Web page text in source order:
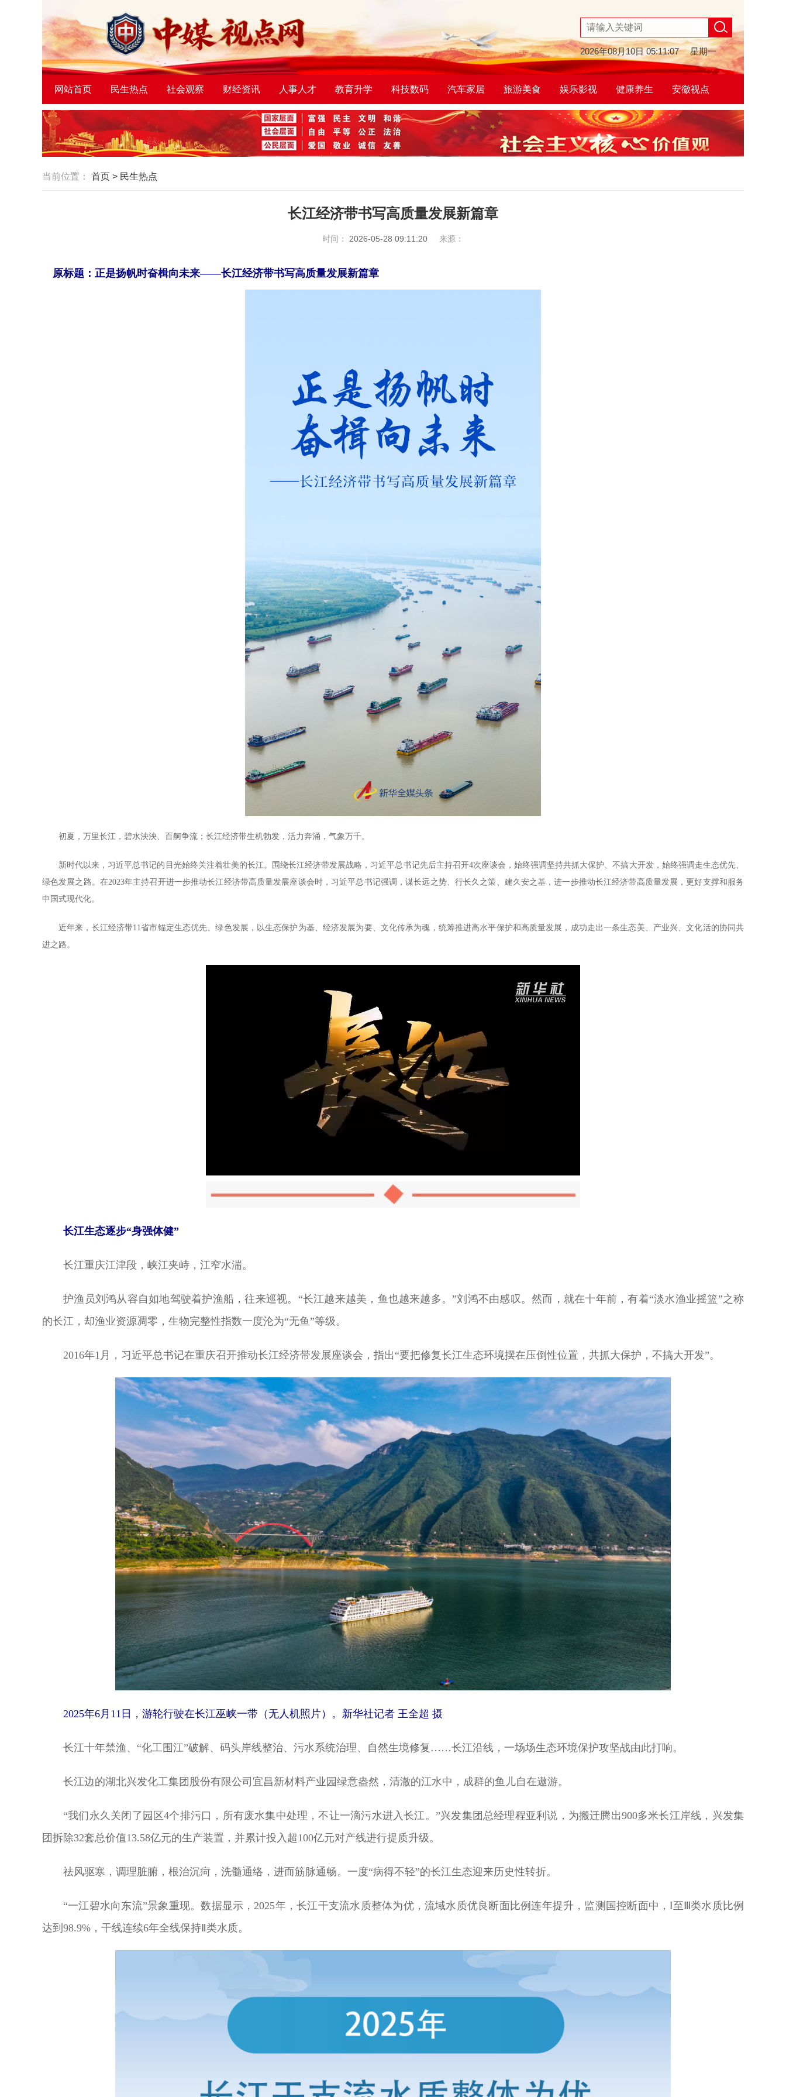
2026年08月10日 05:11:08 星期一
网站首页 民生热点 社会观察 财经资讯 人事人才 教育升学 科技数码 汽车家居 旅游美食 娱乐影视 健康养生 安徽视点
当前位置： 首页 > 民生热点
长江经济带书写高质量发展新篇章
时间： 2026-05-28 09:11:20 来源：
原标题：正是扬帆时奋楫向未来——长江经济带书写高质量发展新篇章
初夏，万里长江，碧水泱泱、百舸争流；长江经济带生机勃发，活力奔涌，气象万千。
新时代以来，习近平总书记的目光始终关注着壮美的长江。围绕长江经济带发展战略，习近平总书记先后主持召开4次座谈会，始终强调坚持共抓大保护、不搞大开发，始终强调走生态优先、
绿色发展之路。在2023年主持召开进一步推动长江经济带高质量发展座谈会时，习近平总书记强调，谋长远之势、行长久之策、建久安之基，进一步推动长江经济带高质量发展，更好支撑和服务
中国式现代化。
近年来，长江经济带11省市锚定生态优先、绿色发展，以生态保护为基、经济发展为要、文化传承为魂，统筹推进高水平保护和高质量发展，成功走出一条生态美、产业兴、文化活的协同共
进之路。
长江生态逐步“身强体健”
长江重庆江津段，峡江夹峙，江窄水湍。
护渔员刘鸿从容自如地驾驶着护渔船，往来巡视。“长江越来越美，鱼也越来越多。”刘鸿不由感叹。然而，就在十年前，有着“淡水渔业摇篮”之称
的长江，却渔业资源凋零，生物完整性指数一度沦为“无鱼”等级。
2016年1月，习近平总书记在重庆召开推动长江经济带发展座谈会，指出“要把修复长江生态环境摆在压倒性位置，共抓大保护，不搞大开发”。
2025年6月11日，游轮行驶在长江巫峡一带（无人机照片）。新华社记者 王全超 摄
长江十年禁渔、“化工围江”破解、码头岸线整治、污水系统治理、自然生境修复……长江沿线，一场场生态环境保护攻坚战由此打响。
长江边的湖北兴发化工集团股份有限公司宜昌新材料产业园绿意盎然，清澈的江水中，成群的鱼儿自在遨游。
“我们永久关闭了园区4个排污口，所有废水集中处理，不让一滴污水进入长江。”兴发集团总经理程亚利说，为搬迁腾出900多米长江岸线，兴发集
团拆除32套总价值13.58亿元的生产装置，并累计投入超100亿元对产线进行提质升级。
祛风驱寒，调理脏腑，根治沉疴，洗髓通络，进而筋脉通畅。一度“病得不轻”的长江生态迎来历史性转折。
“一江碧水向东流”景象重现。数据显示，2025年，长江干支流水质整体为优，流域水质优良断面比例连年提升，监测国控断面中，Ⅰ至Ⅲ类水质比例
达到98.9%，干线连续6年全线保持Ⅱ类水质。